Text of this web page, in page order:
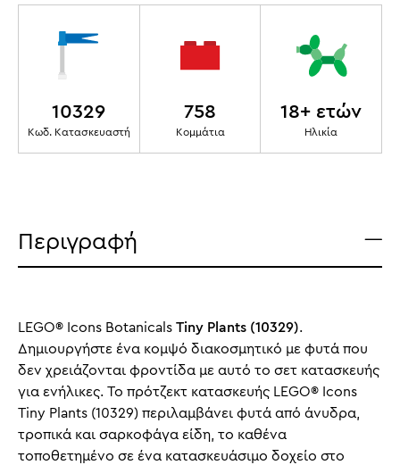
10329
Κωδ. Κατασκευαστή
758
Κομμάτια
18+ ετών
Ηλικία
Περιγραφή
LEGO® Icons Botanicals Tiny Plants (10329).
Δημιουργήστε ένα κομψό διακοσμητικό με φυτά που
δεν χρειάζονται φροντίδα με αυτό το σετ κατασκευής
για ενήλικες. Το πρότζεκτ κατασκευής LEGO® Icons
Tiny Plants (10329) περιλαμβάνει φυτά από άνυδρα,
τροπικά και σαρκοφάγα είδη, το καθένα
τοποθετημένο σε ένα κατασκευάσιμο δοχείο στο